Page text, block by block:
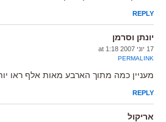
REPLY
יונתן וסרמן
17 יוני 2007 at 1:18
PERMALINK
מעניין כמה מתוך הארבע מאות אלף ראו
REPLY
אריקול